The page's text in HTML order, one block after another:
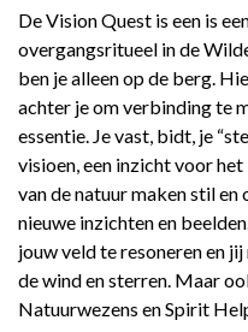
De Vision Quest is een is
overgangsritueel in de
ben je alleen op de berg.
achter je om verbinding te
essentie. Je vast, bidt, je
visioen, een inzicht voor
van de natuur maken stil
nieuwe inzichten en
jouw veld te resoneren en jij
de wind en sterren. Maar
Natuurwezens en Spirit